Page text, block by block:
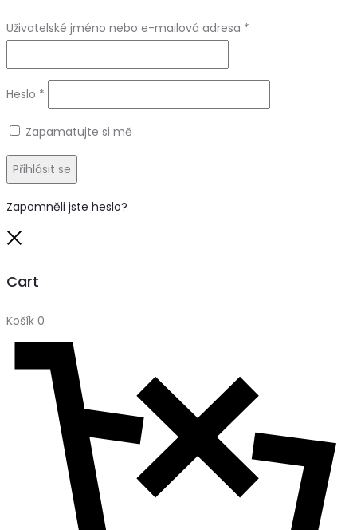
Uživatelské jméno nebo e-mailová adresa *
Heslo *
Zapamatujte si mě
Přihlásit se
Zapomněli jste heslo?
Cart
Košík 0